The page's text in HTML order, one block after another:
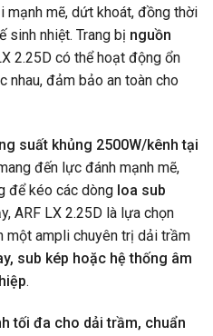
mạnh mẽ, dứt khoát, đồng thời
sinh nhiệt. Trang bị nguồn
2.25D có thể hoạt động ổn
nhau, đảm bảo an toàn cho
suất khủng 2500W/kênh tại
đến lực đánh mạnh mẽ,
để kéo các dòng loa sub
ARF LX 2.25D là lựa chọn
một ampli chuyên trị dải trầm
sub kép hoặc hệ thống âm
.
tối đa cho dải trầm, chuẩn